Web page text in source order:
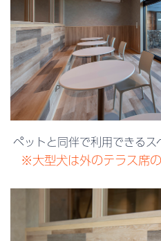
ペットと同伴で利用できるス
※大型犬は外のテラス席の